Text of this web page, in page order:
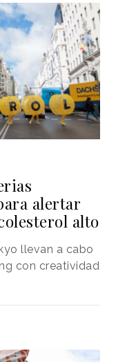
alertar
alto
llevan a cabo
con creatividad